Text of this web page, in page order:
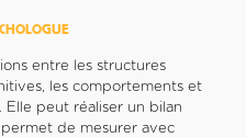
entre les structures
les comportements et
Elle peut réaliser un bilan
de mesurer avec